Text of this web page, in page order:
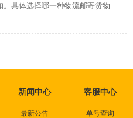
具体选择哪一种物流邮寄货物到
新闻中心
最新公告
客服中心
单号查询